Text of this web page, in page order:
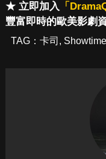
★ 立即加入 「
豐富即時的歐美影劇資
TAG： 卡司 , Showtime